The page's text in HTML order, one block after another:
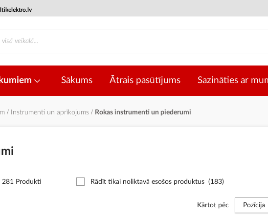
Sākums Ātrais pasūtījums Sazināties ar
Instrumenti un aprīkojums Rokas instrumenti un piederumi
281 Produkti Rādīt tikai noliktavā esošos produktus (183)
Kārtot pēc